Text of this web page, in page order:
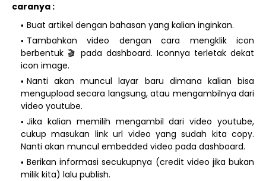
caranya :
Buat artikel dengan bahasan yang kalian inginkan.
Tambahkan video dengan cara mengklik icon
berbentuk 🎬 pada dashboard. Iconnya terletak dekat
icon image.
Nanti akan muncul layar baru dimana kalian bisa
mengupload secara langsung, atau mengambilnya dari
video youtube.
Jika kalian memilih mengambil dari video youtube,
cukup masukan link url video yang sudah kita copy.
Nanti akan muncul embedded video pada dashboard.
Berikan informasi secukupnya (credit video jika bukan
milik kita) lalu publish.